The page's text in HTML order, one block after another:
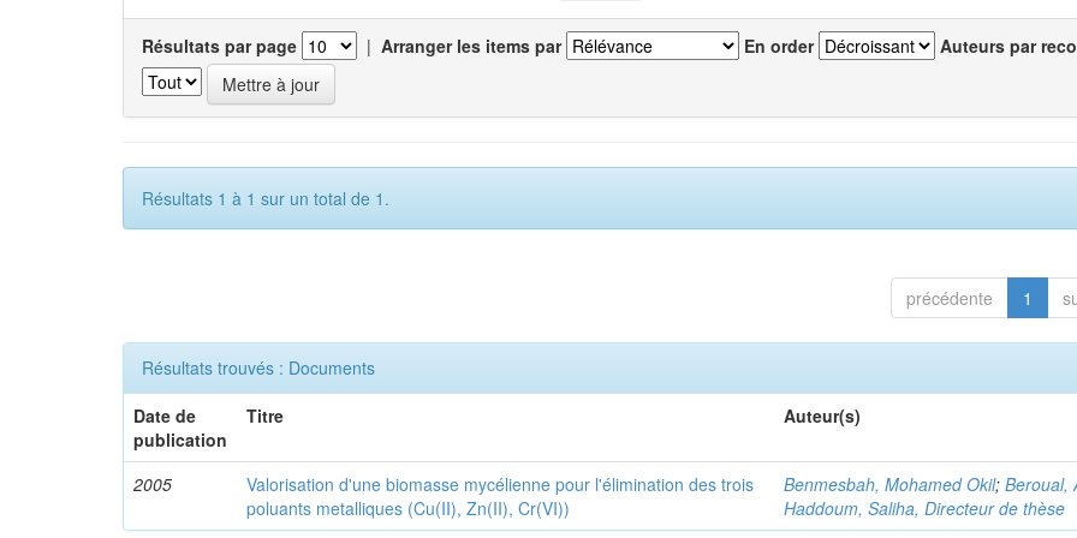
Résultats par page | Arranger les items par En order Auteurs par
Résultats 1 à 1 sur un total de 1.
précédente 1
Résultats trouvés : Documents
Date de
publication
Titre Auteur(s)
2005
Valorisation d'une biomasse mycélienne pour l'élimination des trois
poluants metalliques (Cu(II), Zn(II), Cr(VI))
Benmesbah, Mohamed Okil;Beroual,
Haddoum, Saliha, Directeur de thèse